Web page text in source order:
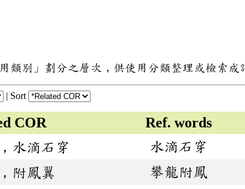
類別」劃分之層次，供使用分類整理或檢索成
| Sort
COR Ref. words
水滴石穿 水滴石穿
附鳳翼 攀龍附鳳